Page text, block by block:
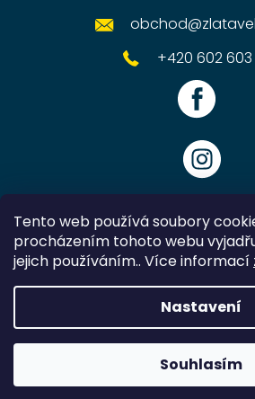
Tento web používá soubory
procházením tohoto webu
jejich používáním.. Více informací
Nastavení
Souhlasím
obchod@
+420 602
Vytvořil
Zlatavelryba.cz.